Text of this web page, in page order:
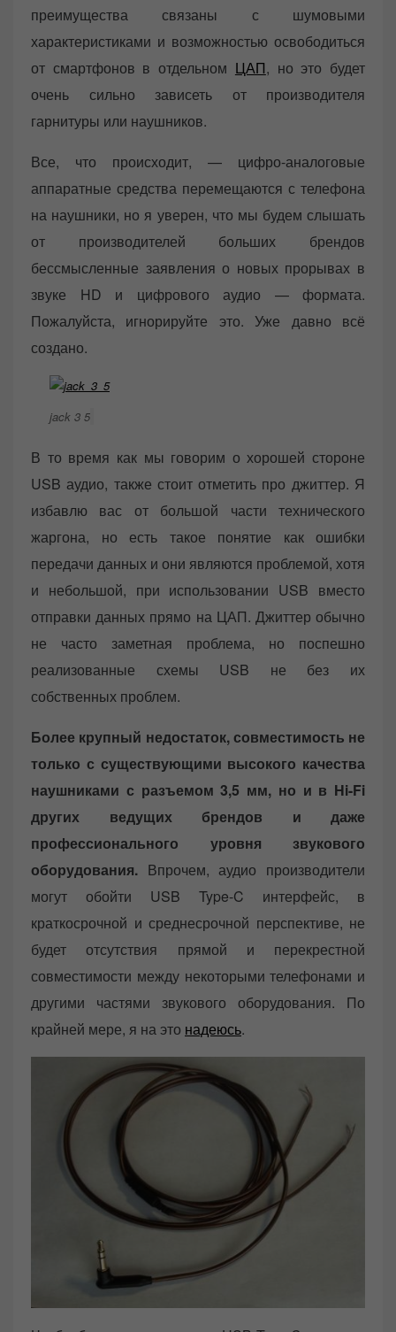
преимущества связаны с шумовыми
характеристиками и возможностью освободиться
от смартфонов в отдельном ЦАП, но это будет
очень сильно зависеть от производителя
гарнитуры или наушников.
Все, что происходит, — цифро-аналоговые
аппаратные средства перемещаются с телефона
на наушники, но я уверен, что мы будем слышать
от производителей больших брендов
бессмысленные заявления о новых прорывах в
звуке HD и цифрового аудио — формата.
Пожалуйста, игнорируйте это. Уже давно всё
создано.
jack 3 5
В то время как мы говорим о хорошей стороне
USB аудио, также стоит отметить про джиттер. Я
избавлю вас от большой части технического
жаргона, но есть такое понятие как ошибки
передачи данных и они являются проблемой, хотя
и небольшой, при использовании USB вместо
отправки данных прямо на ЦАП. Джиттер обычно
не часто заметная проблема, но поспешно
реализованные схемы USB не без их
собственных проблем.
Более крупный недостаток, совместимость не
только с существующими высокого качества
наушниками с разъемом 3,5 мм, но и в Hi-Fi
других ведущих брендов и даже
профессионального уровня звукового
оборудования. Впрочем, аудио производители
могут обойти USB Type-C интерфейс, в
краткосрочной и среднесрочной перспективе, не
будет отсутствия прямой и перекрестной
совместимости между некоторыми телефонами и
другими частями звукового оборудования. По
крайней мере, я на это надеюсь.